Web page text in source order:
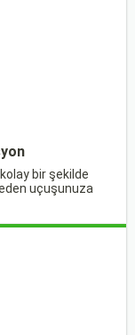
bir şekilde
uçuşunuza